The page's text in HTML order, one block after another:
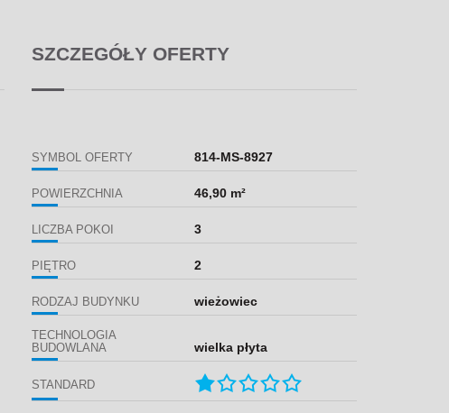
SZCZEGÓŁY OFERTY
SYMBOL OFERTY 814-MS-8927
POWIERZCHNIA 46,90 m²
LICZBA POKOI 3
PIĘTRO 2
RODZAJ BUDYNKU wieżowiec
TECHNOLOGIA
BUDOWLANA
wielka płyta
STANDARD